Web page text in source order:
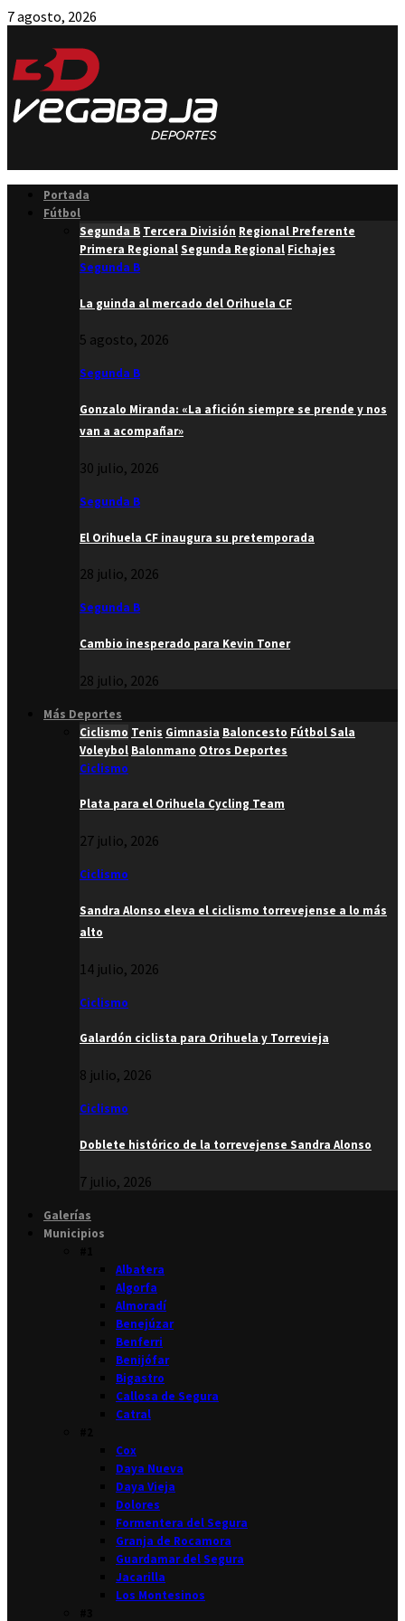
7 agosto, 2026
Portada
Fútbol
Segunda B Tercera División Regional Preferente
Primera RegionalSegunda Regional Fichajes
Segunda B
La guinda al mercado del Orihuela CF
5 agosto, 2026
Segunda B
Gonzalo Miranda: «La afición siempre se prende y nos
van a acompañar»
30 julio, 2026
Segunda B
El Orihuela CF inaugura su pretemporada
28 julio, 2026
Segunda B
Cambio inesperado para Kevin Toner
28 julio, 2026
Más Deportes
Ciclismo Tenis Gimnasia Baloncesto Fútbol Sala
Voleybol Balonmano Otros Deportes
Ciclismo
Plata para el Orihuela Cycling Team
27 julio, 2026
Ciclismo
Sandra Alonso eleva el ciclismo torrevejense a lo más
alto
14 julio, 2026
Ciclismo
Galardón ciclista para Orihuela y Torrevieja
8 julio, 2026
Ciclismo
Doblete histórico de la torrevejense Sandra Alonso
7 julio, 2026
Galerías
Municipios
Albatera
Algorfa
Almoradí
Benejúzar
Benferri
Benijófar
Bigastro
Callosa de Segura
Catral
Cox
Daya Nueva
Daya Vieja
Dolores
Formentera del Segura
Granja de Rocamora
Guardamar del Segura
Jacarilla
Los Montesinos